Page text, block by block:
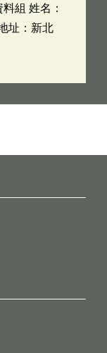
組 姓名：
址：新北